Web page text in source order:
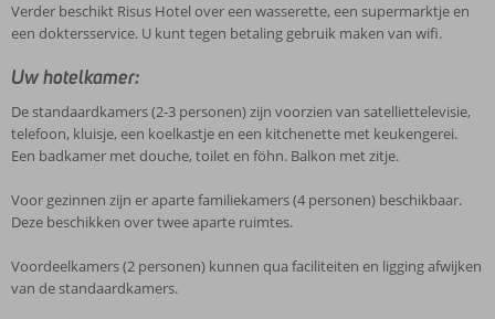
Verder beschikt Risus Hotel over een wasserette, een supermarktje en
een doktersservice. U kunt tegen betaling gebruik maken van wifi.
Uw hotelkamer:
De standaardkamers (2-3 personen) zijn voorzien van satelliettelevisie,
telefoon, kluisje, een koelkastje en een kitchenette met keukengerei.
Een badkamer met douche, toilet en föhn. Balkon met zitje.
Voor gezinnen zijn er aparte familiekamers (4 personen) beschikbaar.
Deze beschikken over twee aparte ruimtes.
Voordeelkamers (2 personen) kunnen qua faciliteiten en ligging afwijken
van de standaardkamers.